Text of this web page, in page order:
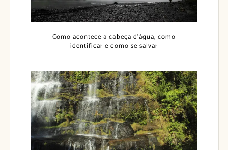
Como acontece a cabeça d’água, como
identificar e como se salvar